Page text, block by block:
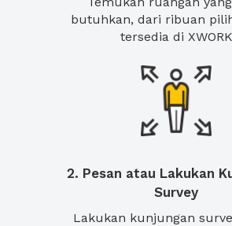
butuhkan, dari ribuan
tersedia di XWORK
2. Pesan atau Lakukan
Survey
Lakukan kunjungan